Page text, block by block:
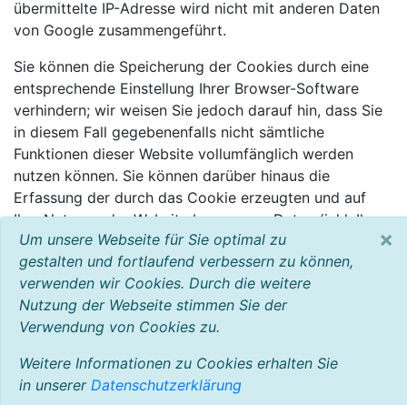
übermittelte IP-Adresse wird nicht mit anderen Daten
von Google zusammengeführt.
Sie können die Speicherung der Cookies durch eine
entsprechende Einstellung Ihrer Browser-Software
verhindern; wir weisen Sie jedoch darauf hin, dass Sie
in diesem Fall gegebenenfalls nicht sämtliche
Funktionen dieser Website vollumfänglich werden
nutzen können. Sie können darüber hinaus die
Erfassung der durch das Cookie erzeugten und auf
Ihre Nutzung der Website bezogenen Daten (inkl. Ihrer
IP-Adresse) an Google sowie die Verarbeitung dieser
Daten durch Google verhindern, indem sie das unter
dem folgenden Link verfügbare Browser-Plugin
herunterladen und installieren:
http://tools.google.com/dlpage/gaoptout?hl=de
Um unsere Webseite für Sie optimal zu
gestalten und fortlaufend verbessern zu können,
verwenden wir Cookies. Durch die weitere
Nutzung der Webseite stimmen Sie der
Verwendung von Cookies zu.
Weitere Informationen zu Cookies erhalten Sie
in unserer Datenschutzerklärung
×